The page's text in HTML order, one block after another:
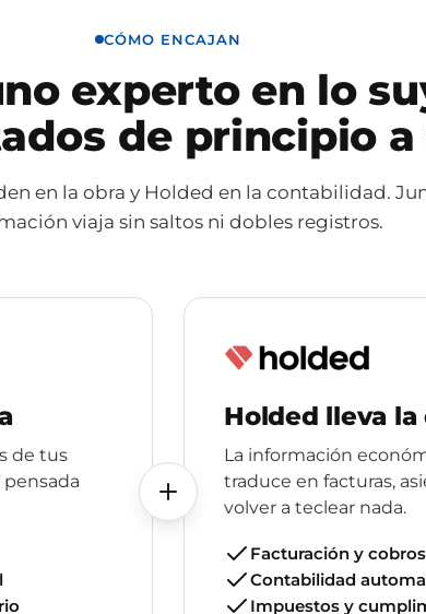
CÓMO ENCAJAN
experto en lo
de principio
en la obra y Holded en la contabilidad.
viaja sin saltos ni dobles registros.
de tus
Holded lleva
La información
traduce en facturas,
volver a teclear nada.
Facturación y cobros
Contabilidad
Impuestos y